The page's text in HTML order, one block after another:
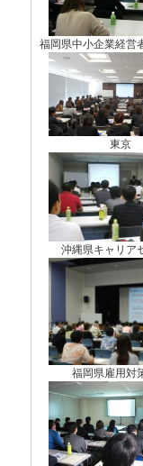
福岡県中小企業経営
東京
沖縄県キャリア
福岡県雇用対